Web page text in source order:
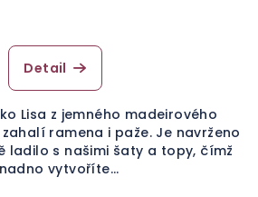
Detail
Lisa z jemného madeirového
ramena i paže. Je navrženo
ladilo s našimi šaty a topy, čímž
vytvoříte...